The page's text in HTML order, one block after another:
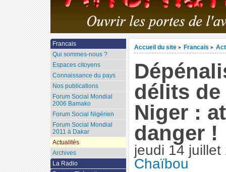
Accueil du site > Francais >
délits de
Niger :
danger !
jeudi 14
Chaïbou
Francais
Qui sommes-nous ?
Espaces citoyens
Connaissance du pays
Nos publications
Forum Social Mondial
2006 Bamako
Forum Social Nigérien
Forum Social Mondial
2011 à Dakar
Actualités
Archives
La Radio